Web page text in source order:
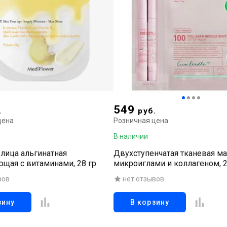
альгинатная
с витаминами, 28 гр
549 руб.
Розничная цена
В наличии
Двухступенчатая тканевая
микроиглами и коллагеном,
нет отзывов
В корзину